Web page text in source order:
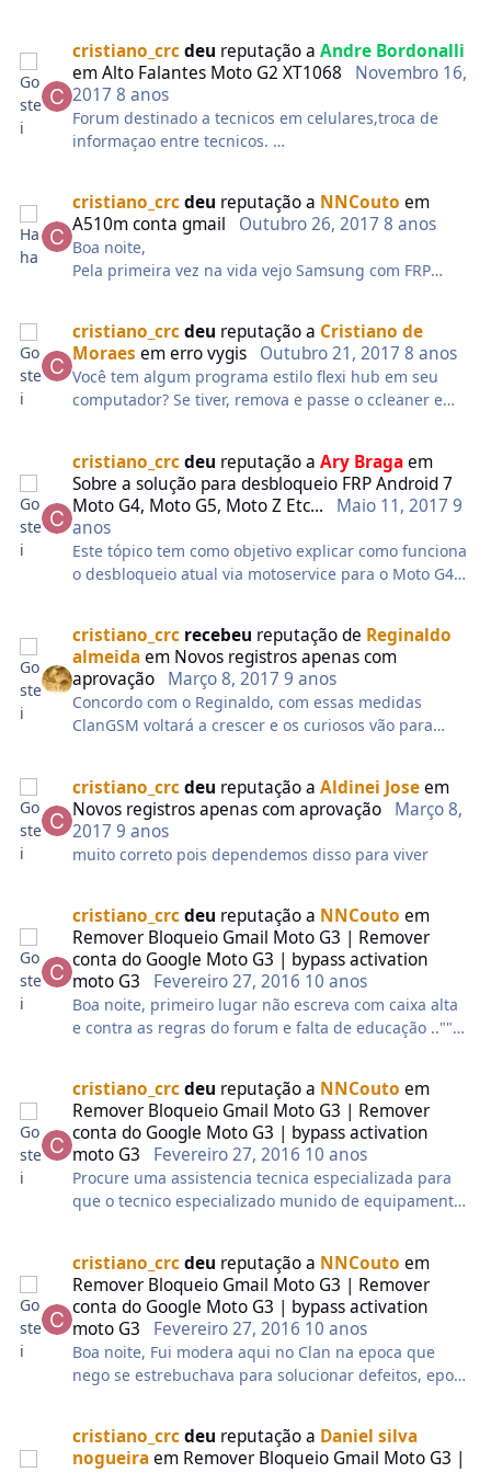
dinheiro falando em ensinar a profissão do momento
que é de concerto e manutenção e celulares, pois
quando fui fazer o cadastro no Forum não me
exigiram nenhum diploma para poderem mi
qualificar e mostrar se estou enquadrado nos
dizer.Pois eu infelizmente fui vitima de uma dessas
"escolas" e devagarzinho estou tentando a me
enquadrar no ramo e é esse o motivo que não fui de
acordo com alguns membros mais experiente pois
deixando claro que o processo é por conta e risco de
quem for executar o serviço.
cristiano_crcdeu reputação aAndre Bordonalli
emAlto Falantes Moto G2 XT1068
Novembro 16,
20178 anos
Forum destinado a tecnicos em celulares,troca de
informaçao entre tecnicos.
um tecnico especializado pq qualquer procedimento
errado vc perde seu aparelho.
Eles quizeram apenas ajuda.....
Abraço
cristiano_crcdeu reputação a NNCouto em
A510m conta gmail
Outubro 26, 20178 anos
Boa noite,
Pela primeira vez na vida vejo Samsung com FRP
vc e um GENIO
cristiano_crcdeu reputação a Cristiano de
Moraes emerro vygis Outubro 21, 20178 anos
Você tem algum programa estilo flexi hub em seu
computador? Se tiver, remova e passe o ccleaner e
cristiano_crcdeu reputação aAry Bragaem
Sobre a solução para desbloqueio FRP Android 7
Moto G4, Moto G5, Moto Z Etc...
Maio 11, 20179
anos
Este tópico tem como objetivo explicar como funciona
o desbloqueio atual via motoservice para o Moto G4
tópico aberto, posso indicar e ao mesmo tempo dar
mais detalhes sobre. Então, para resumir, vou deixar
abaixo um jogo de perguntas e resposta das quais
mais recebo atualmente.
g4 7.0?
R- Sim, fazemos, temos esta solução a mais de um
mês, começou pelo indiano e temos aperfeiçoado a
cada dia, mas ainda é um serviço que exige login e
2° Para remover com vocês, eu tenho que pagar?
R- Por se tratar de um serviço que exige login e
senha no qual temos elevados custos para ter acesso,
a resposta é sim, seria impossível liberar de graça,
bloquearia o login em menos de 1 minuto e muito
menos fazer via remoto para todo mundo de graça,
3° Mas eu não queria pagar, queria de graça, vocês
sempre ajudam.
R- Sempre ajudamos e sempre iremos ajudar, mas
como na resposta do item 2, existe custos, quando for
descoberto uma solução gratuita, livre, que não
precise de login e senha, com absoluta certeza todos
4° Mas para que este tópico? Vocês querem ganhar
em cima de nós?
R- Jamais, temos a solução a mais de mês, não
falamos um "A" não anunciamos, não oferecemos,
não fizemos nada, exatamente para que
objetivo com este tópico, é apenas dar uma opção a
quem quer e precisa, se você achar que não é justo,
cristiano_crc recebeu reputação de Reginaldo
almeidaem Novos registros apenas com
aprovação
Março 8, 20179 anos
Concordo com o Reginaldo, com essas medidas
ClanGSM voltará a crescer e os curiosos vão para
cristiano_crcdeu reputação aAldinei Joseem
Novos registros apenas com aprovação
Março 8,
20179 anos
muito correto pois dependemos disso para viver
cristiano_crcdeu reputação a NNCouto em
Remover Bloqueio Gmail Moto G3 | Remover
conta do Google Moto G3 | bypass activation
moto G3
Fevereiro 27, 2016 10 anos
Boa noite, primeiro lugar não escreva com caixa alta
e contra as regras do forum e falta de educação ..""
não estaria perguntando como aplicar um firmware
em um motorola.
Mais uma prova que e curioso, este forum e tecnico
sendo asim procure um tecnico profisional
cristiano_crcdeu reputação a NNCouto em
Remover Bloqueio Gmail Moto G3 | Remover
conta do Google Moto G3 | bypass activation
moto G3
Fevereiro 27, 2016 10 anos
Procure uma assistencia tecnica especializada para
que o tecnico especializado munido de equipamento
cristiano_crcdeu reputação a NNCouto em
Remover Bloqueio Gmail Moto G3 | Remover
conta do Google Moto G3 | bypass activation
moto G3
Fevereiro 27, 2016 10 anos
Boa noite, Fui modera aqui no Clan na epoca que
nego se estrebuchava para solucionar defeitos, epoca
Tenho saudades dos amigos ainda tenho muitos
aqui.
cristiano_crcdeu reputação a Daniel silva
nogueiraem Remover Bloqueio Gmail Moto G3 |